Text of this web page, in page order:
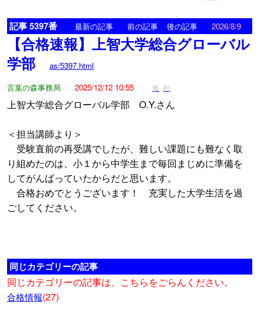
記事 5397番 最新の記事 前の記事 後の記事 2026/8/9
【合格速報】上智大学総合グローバル
学部
as/5397.html
言葉の森事務局
2025/12/12 10:55 修 削
上智大学総合グローバル学部 O.Y.さん
＜担当講師より＞
受験直前の再受講でしたが、難しい課題にも難なく取
り組めたのは、小１から中学生まで毎回まじめに準備を
してがんばっていたからだと思います。
合格おめでとうございます！ 充実した大学生活を過
ごしてください。
同じカテゴリーの記事
同じカテゴリーの記事は、こちらをごらんください。
合格情報(27)